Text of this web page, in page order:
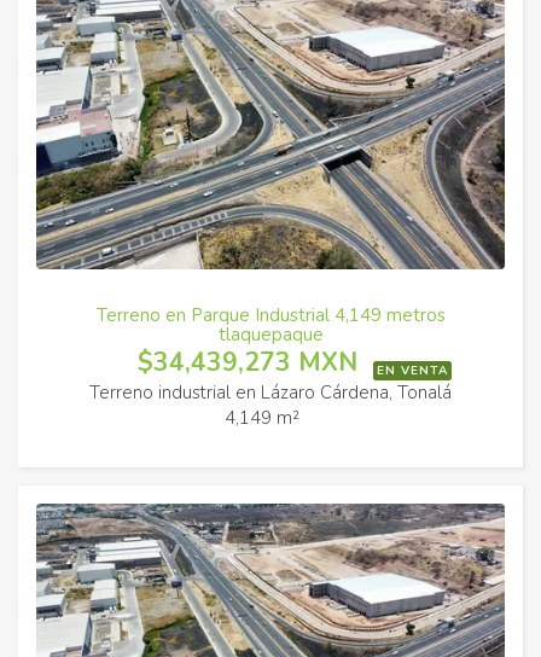
Terreno en Parque Industrial 4,149 metros
tlaquepaque
$34,439,273 MXN EN VENTA
Terreno industrial en Lázaro Cárdena, Tonalá
4,149 m²